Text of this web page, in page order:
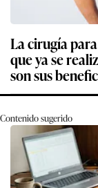
La cirugía
que ya se
son sus
Contenido sugerido